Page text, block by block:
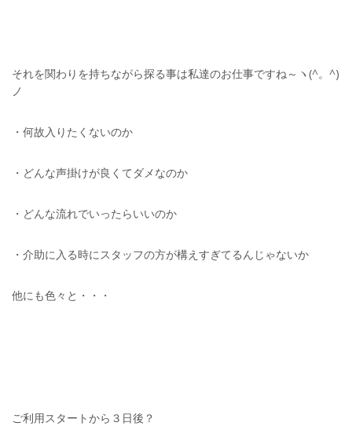
それを関わりを持ちながら探る事は私達のお仕事ですね～ヽ(^。^)
ノ
・何故入りたくないのか
・どんな声掛けが良くてダメなのか
・どんな流れでいったらいいのか
・介助に入る時にスタッフの方が構えすぎてるんじゃないか
他にも色々と・・・
ご利用スタートから３日後？